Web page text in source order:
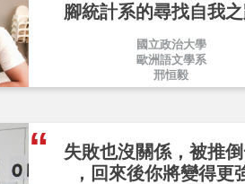
腳統計系的尋找自我之
國立政治大學
歐洲語文學系
邢恒毅
失敗也沒關係，被推
，回來後你將變得更